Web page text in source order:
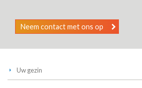
Neem contact met ons op
Uw gezin